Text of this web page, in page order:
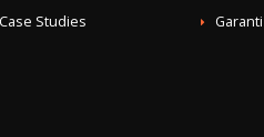
Case Studies
Garanti